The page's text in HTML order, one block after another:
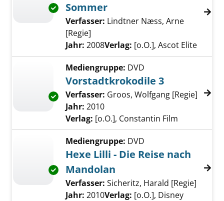
Exemplar-Details von S.O.S. - Ein
Sommer
Verfasser: Lindtner Næss, Arne
[Regie]
Jahr: 2008Verlag: [o.O.], Ascot Elite
Exemplar-Details von Vorstadtkrokodile 3
Mediengruppe: DVD
Vorstadtkrokodile 3
Verfasser: Groos, Wolfgang [Regie]
Jahr: 2010
Verlag: [o.O.], Constantin Film
Exemplar-Details von Hexe Lilli - Die Reise
Mediengruppe: DVD
Hexe Lilli - Die Reise nach
Mandolan
Verfasser: Sicheritz, Harald [Regie]
Jahr: 2010Verlag: [o.O.], Disney